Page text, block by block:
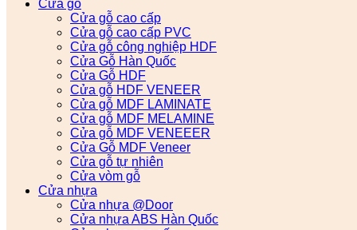
Cửa gỗ
Cửa gỗ cao cấp
Cửa gỗ cao cấp PVC
Cửa gỗ công nghiệp HDF
Cửa Gỗ Hàn Quốc
Cửa Gỗ HDF
Cửa gỗ HDF VENEER
Cửa gỗ MDF LAMINATE
Cửa gỗ MDF MELAMINE
Cửa gỗ MDF VENEEER
Cửa Gỗ MDF Veneer
Cửa gỗ tự nhiên
Cửa vòm gỗ
Cửa nhựa
Cửa nhựa @Door
Cửa nhựa ABS Hàn Quốc